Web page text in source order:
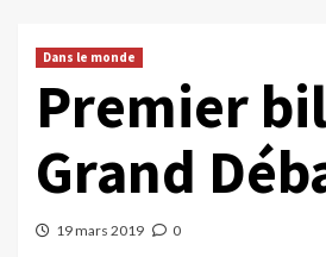
Dans le monde
Premier
Grand
19 mars 2019 0